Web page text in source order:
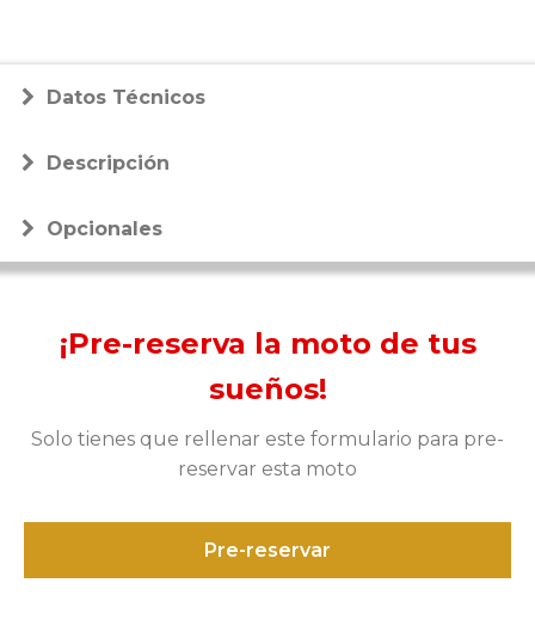
Datos Técnicos
Descripción
Opcionales
¡Pre-reserva la moto de tus
sueños!
Solo tienes que rellenar este formulario para pre-
reservar esta moto
Pre-reservar